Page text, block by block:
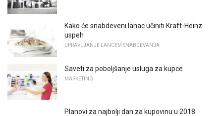
Kako će snabdeveni lanac učiniti Kraft-Heinz
uspeh
UPRAVLJANJE LANCEM SNABDEVANJA
Saveti za poboljšanje usluga za kupce
MARKETING
Planovi za najbolji dan za kupovinu u 2018